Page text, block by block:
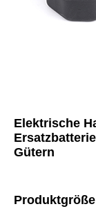
Elektrische
Gütern